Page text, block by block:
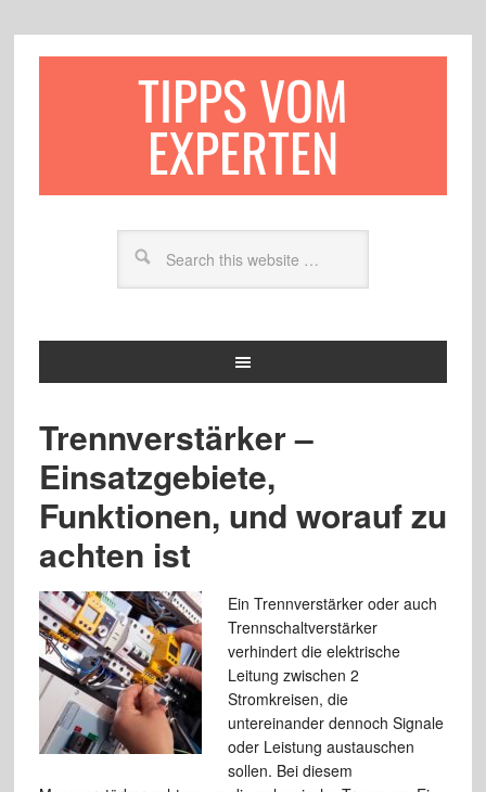
TIPPS VOM
EXPERTEN
Trennverstärker –
Einsatzgebiete,
Funktionen, und worauf zu
achten ist
Ein Trennverstärker oder auch
Trennschaltverstärker
verhindert die elektrische
Leitung zwischen 2
Stromkreisen, die
untereinander dennoch Signale
oder Leistung austauschen
sollen. Bei diesem